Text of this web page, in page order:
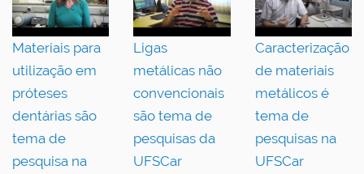
Materiais para
utilização em
próteses
dentárias são
tema de
pesquisa na
Ligas
metálicas não
convencionais
são tema de
pesquisas da
UFSCar
Caracterização
de materiais
metálicos é
tema de
pesquisas na
UFSCar